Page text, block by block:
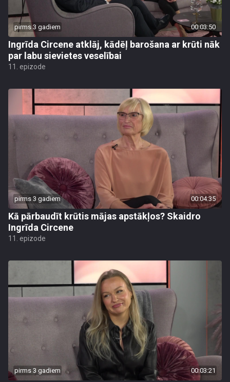
pirms 3 gadiem 00:03:50
Ingrīda Circene atklāj, kādēļ barošana ar krūti nāk
par labu sievietes veselībai
11. epizode
pirms 3 gadiem 00:04:35
Kā pārbaudīt krūtis mājas apstākļos? Skaidro
Ingrīda Circene
11. epizode
pirms 3 gadiem 00:03:21